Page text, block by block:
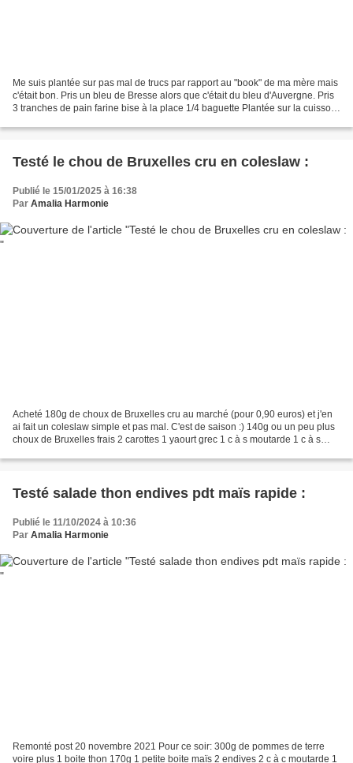
Me suis plantée sur pas mal de trucs par rapport au "book" de ma mère mais
c'était bon. Pris un bleu de Bresse alors que c'était du bleu d'Auvergne. Pris
3 tranches de pain farine bise à la place 1/4 baguette Plantée sur la cuisson
Testé le chou de Bruxelles cru en coleslaw :
Publié le 15/01/2025 à 16:38
Par Amalia Harmonie
Acheté 180g de choux de Bruxelles cru au marché (pour 0,90 euros) et j'en
ai fait un coleslaw simple et pas mal. C'est de saison :) 140g ou un peu plus
choux de Bruxelles frais 2 carottes 1 yaourt grec 1 c à s moutarde 1 c à s
Testé salade thon endives pdt maïs rapide :
Publié le 11/10/2024 à 10:36
Par Amalia Harmonie
Remonté post 20 novembre 2021 Pour ce soir: 300g de pommes de terre
voire plus 1 boite thon 170g 1 petite boite maïs 2 endives 2 c à c moutarde 1